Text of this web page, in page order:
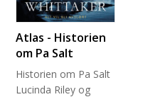
Atlas - Historien
om Pa Salt
Historien om Pa Salt
Lucinda Riley og